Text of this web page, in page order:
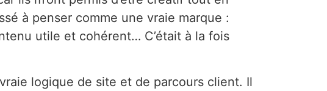
à penser comme une vraie marque :
utile et cohérent… C’était à la fois
logique de site et de parcours client. Il